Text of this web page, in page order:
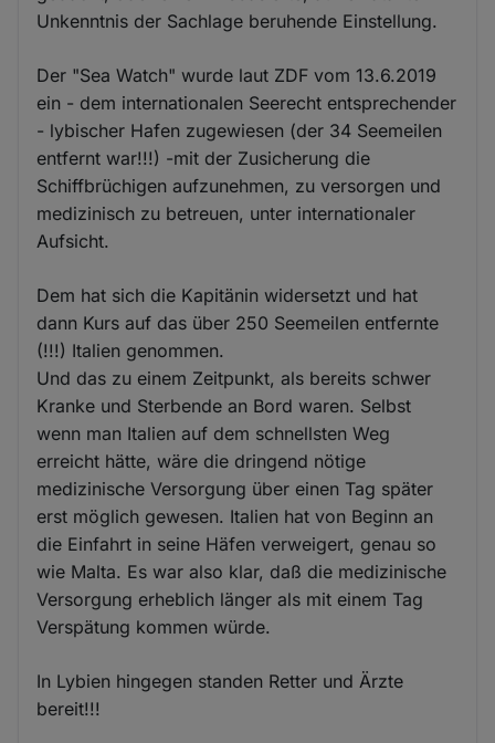
Unkenntnis der Sachlage beruhende Einstellung.
Der "Sea Watch" wurde laut ZDF vom 13.6.2019
ein - dem internationalen Seerecht entsprechender
- lybischer Hafen zugewiesen (der 34 Seemeilen
entfernt war!!!) -mit der Zusicherung die
Schiffbrüchigen aufzunehmen, zu versorgen und
medizinisch zu betreuen, unter internationaler
Aufsicht.
Dem hat sich die Kapitänin widersetzt und hat
dann Kurs auf das über 250 Seemeilen entfernte
(!!!) Italien genommen.
Und das zu einem Zeitpunkt, als bereits schwer
Kranke und Sterbende an Bord waren. Selbst
wenn man Italien auf dem schnellsten Weg
erreicht hätte, wäre die dringend nötige
medizinische Versorgung über einen Tag später
erst möglich gewesen. Italien hat von Beginn an
die Einfahrt in seine Häfen verweigert, genau so
wie Malta. Es war also klar, daß die medizinische
Versorgung erheblich länger als mit einem Tag
Verspätung kommen würde.
In Lybien hingegen standen Retter und Ärzte
bereit!!!